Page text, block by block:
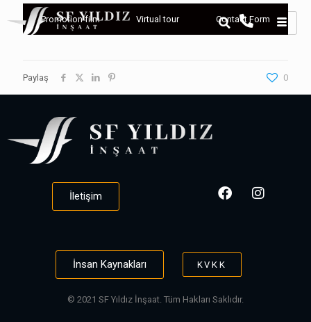
Promotion film Virtual tour Contact Form
Paylaş 0
İletişim
İnsan Kaynakları KVKK
© 2021 SF Yıldız İnşaat. Tüm Hakları Saklıdır.